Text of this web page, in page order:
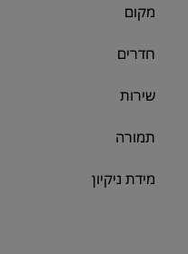
מקום
חדרים
שירות
תמורה
מידת ניקיון